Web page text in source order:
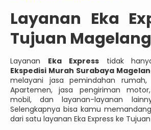
Layanan Eka
Tujuan Magelang
Layanan Eka Expresstidak
Ekspedisi Murah Surabaya
melayani jasa pemindahan rumah,
Apartemen, jasa pengiriman
mobil, dan layanan-layanan
Selengkapnya bisa kamu
dari satu layanan Eka Express ke